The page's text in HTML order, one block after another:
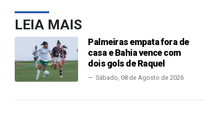
LEIA MAIS
Palmeiras empata fora de
casa e Bahia vence com
dois gols de Raquel
Sábado, 08 de Agosto de 2026